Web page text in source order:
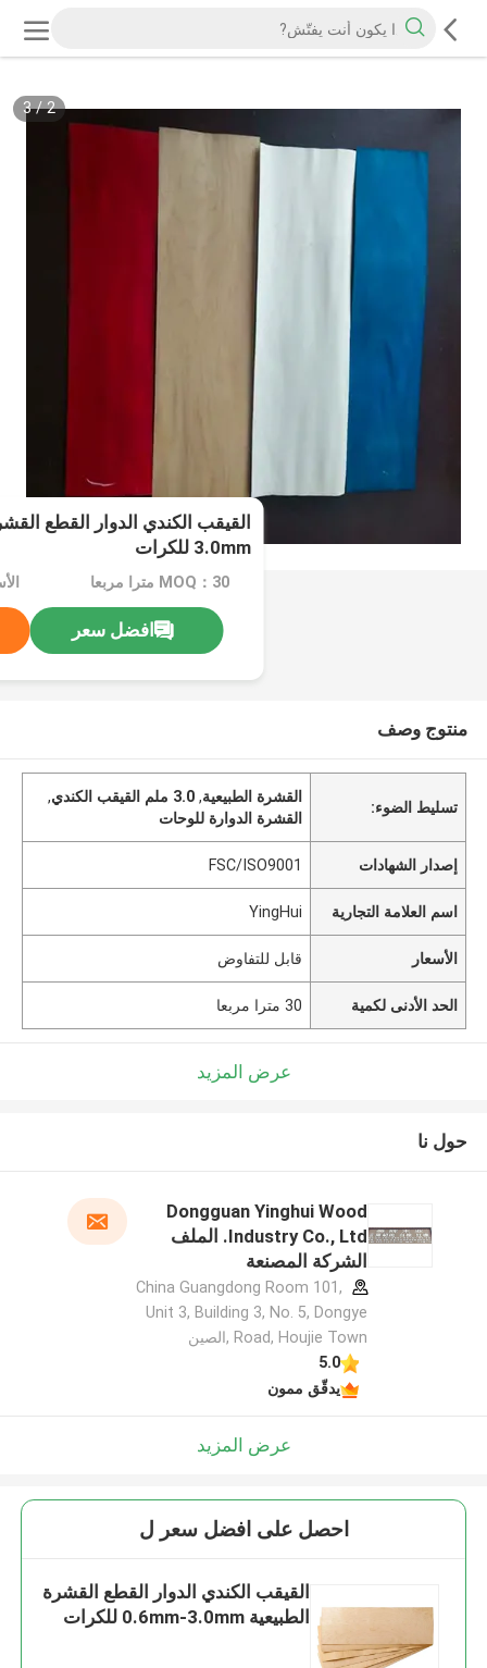
2
/
3
3.0mm للكرات
MOQ：30 مترا مربعا
افضل سعر
منتوج وصف
تسليط الضوء:
القشرة الطبيعية,3.0 ملم القيقب الكندي
,
القشرة الدوارة للوحات
إصدار الشهادات FSC/ISO9001
اسم العلامة التجارية YingHui
الأسعار قابل للتفاوض
الحد الأدنى لكمية 30 مترا مربعا
عرض المزيد
حول نا
Dongguan Yinghui Wood
Industry Co., Ltd. الملف
الشركة المصنعة
China Guangdong Room 101,
Unit 3, Building 3, No. 5, Dongye
Road, Houjie Town ,الصين
5.0
يدقّق ممون
عرض المزيد
احصل على افضل سعر ل
القيقب الكندي الدوار القطع القشرة
الطبيعية 0.6mm-3.0mm للكرات